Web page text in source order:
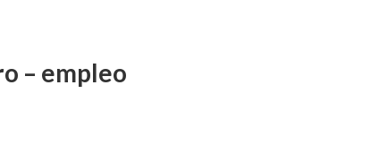
– empleo